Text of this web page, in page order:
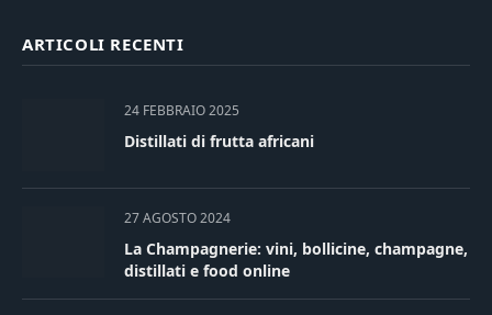
ARTICOLI RECENTI
24 FEBBRAIO 2025
Distillati di frutta africani
27 AGOSTO 2024
La Champagnerie: vini, bollicine, champagne,
distillati e food online